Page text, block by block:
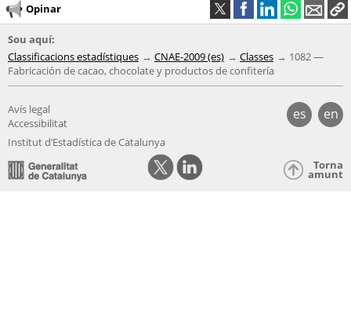
Opinar
Sou aquí:
Classificacions estadístiques
CNAE-2009 (es) Classes
1082 —
Fabricación de cacao, chocolate y productos de confitería
es en
Avís legal
Accessibilitat
Institut d’Estadística de Catalunya
Torna
amunt